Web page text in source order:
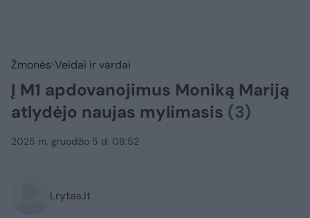
Žmonės Veidai ir vardai
Į M1 apdovanojimus Moniką Mariją
atlydėjo naujas mylimasis (3)
2025 m. gruodžio 5 d. 08:52
Lrytas.lt